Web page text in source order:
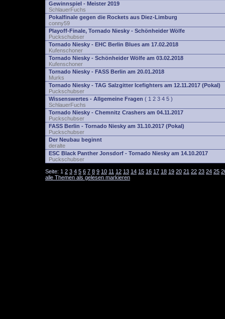
Gewinnspiel - Meister 2019
SchlauerFuchs
Pokalfinale gegen die Rockets aus Diez-Limburg
conny59
Playoff-Finale, Tornado Niesky - Schönheider Wölfe
Puckschubser
Tornado Niesky - EHC Berlin Blues am 17.02.2018
Kufenschoner
Tornado Niesky - Schönheider Wölfe am 03.02.2018
Kufenschoner
Tornado Niesky - FASS Berlin am 20.01.2018
Murks
Tornado Niesky - TAG Salzgitter Icefighters am 12.11.2017 (Pokal)
Puckschubser
Wissenswertes - Allgemeine Fragen ( 1 2 3 4 5 )
SchlauerFuchs
Tornado Niesky - Chemnitz Crashers am 04.11.2017
Puckschubser
FASS Berlin - Tornado Niesky am 31.10.2017 (Pokal)
Puckschubser
Der Neubau beginnt
deralte
ESC Black Panther Jonsdorf - Tornado Niesky am 14.10.2017
Puckschubser
Seite: 1 2 3 4 5 6 7 8 9 10 11 12 13 14 15 16 17 18 19 20 21 22 23 24 25
alle Themen als gelesen markieren